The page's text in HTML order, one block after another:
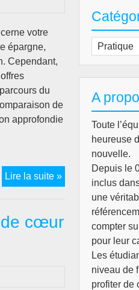
expatrié
votre
épargne,
Cependant,
du
de
approfondie
Lire la suite »Avis
assurance
Comment
de cœur
Catégories
A
Toute
heureuse
nouvelle.
Depuis le
inclus
une
compter
pour leur
Les
niveau de
profiter de